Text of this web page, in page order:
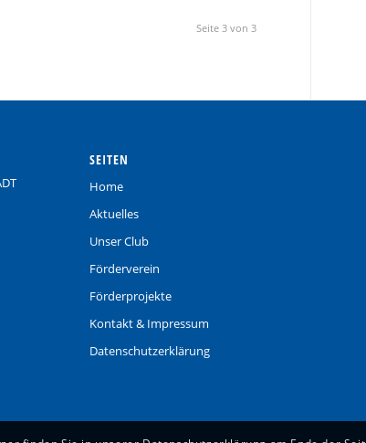
Seite 3 von 3
SEITEN
Home
Aktuelles
Unser Club
Förderverein
Förderprojekte
Kontakt & Impressum
Datenschutzerklärung